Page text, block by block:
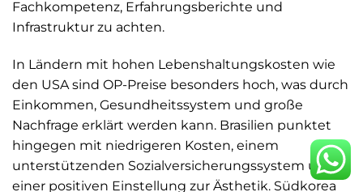
Fachkompetenz, Erfahrungsberichte und
Infrastruktur zu achten.
In Ländern mit hohen Lebenshaltungskosten wie
den USA sind OP-Preise besonders hoch, was durch
Einkommen, Gesundheitssystem und große
Nachfrage erklärt werden kann. Brasilien punktet
hingegen mit niedrigeren Kosten, einem
unterstützenden Sozialversicherungssystem und
einer positiven Einstellung zur Ästhetik. Südkorea